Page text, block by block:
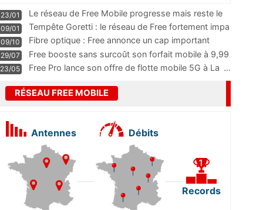
23/01
Le réseau de Free Mobile progresse mais reste le
m
...
09/01
Tempête Goretti : le réseau de Free fortement impa
09/10
Fibre optique : Free annonce un cap important
pass
...
29/07
Free booste sans surcoût son forfait mobile à 9,99
23/05 Free Pro lance son offre de flotte mobile 5G à La ...
RÉSEAU FREE MOBILE
Antennes Débits
Records